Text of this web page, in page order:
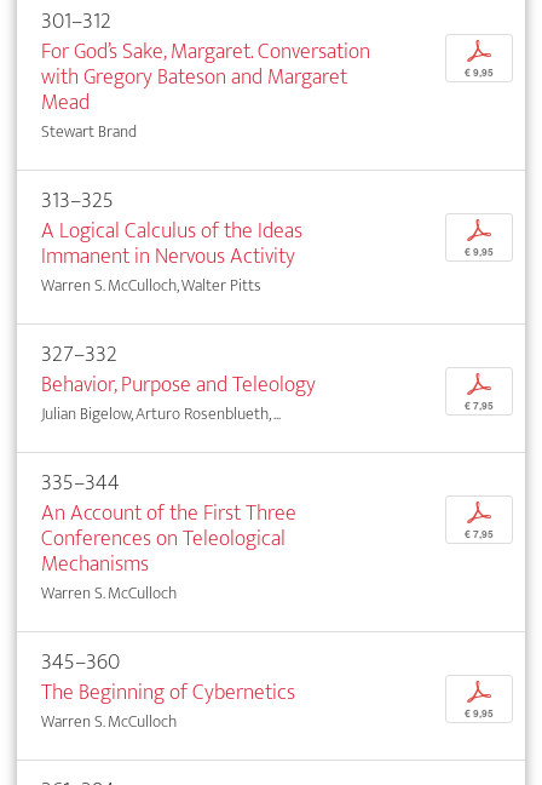
301–312
For God’s Sake, Margaret. Conversation
with Gregory Bateson and Margaret
Mead
Stewart Brand
p
€ 9,95
313–325
A Logical Calculus of the Ideas
Immanent in Nervous Activity
Warren S. McCulloch, Walter Pitts
p
€ 9,95
327–332
Behavior, Purpose and Teleology
Julian Bigelow, Arturo Rosenblueth, ...
p
€ 7,95
335–344
An Account of the First Three
Conferences on Teleological
Mechanisms
Warren S. McCulloch
p
€ 7,95
345–360
The Beginning of Cybernetics
Warren S. McCulloch
p
€ 9,95